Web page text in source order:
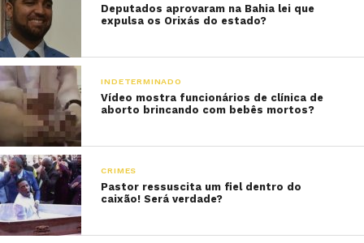
Deputados aprovaram na Bahia lei que
expulsa os Orixás do estado?
INDETERMINADO
Vídeo mostra funcionários de clínica de
aborto brincando com bebês mortos?
CRIMES
Pastor ressuscita um fiel dentro do
caixão! Será verdade?